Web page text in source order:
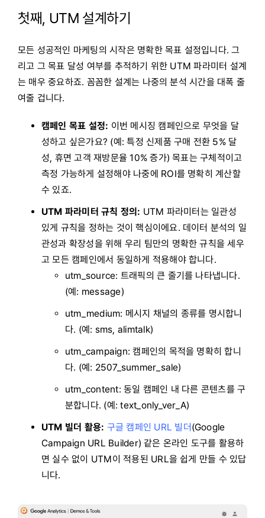
첫째, UTM 설계하기
모든 성공적인 마케팅의 시작은 명확한 목표 설정입니다. 그
리고 그 목표 달성 여부를 추적하기 위한 UTM 파라미터 설계
는 매우 중요하죠. 꼼꼼한 설계는 나중의 분석 시간을 대폭 줄
여줄 겁니다.
캠페인 목표 설정: 이번 메시징 캠페인으로 무엇을 달
성하고 싶은가요? (예: 특정 신제품 구매 전환 5% 달
성, 휴면 고객 재방문율 10% 증가) 목표는 구체적이고
측정 가능하게 설정해야 나중에 ROI를 명확히 계산할
수 있죠.
UTM 파라미터 규칙 정의: UTM 파라미터는 일관성
있게 규칙을 정하는 것이 핵심이에요. 데이터 분석의 일
관성과 확장성을 위해 우리 팀만의 명확한 규칙을 세우
고 모든 캠페인에서 동일하게 적용해야 합니다.
utm_source: 트래픽의 큰 줄기를 나타냅니다.
(예: message)
utm_medium: 메시지 채널의 종류를 명시합니
다. (예: sms, alimtalk)
utm_campaign: 캠페인의 목적을 명확히 합니
다. (예: 2507_summer_sale)
utm_content: 동일 캠페인 내 다른 콘텐츠를 구
분합니다. (예: text_only_ver_A)
UTM 빌더 활용: 구글 캠페인 URL 빌더 (Google
Campaign URL Builder) 같은 온라인 도구를 활용하
면 실수 없이 UTM이 적용된 URL을 쉽게 만들 수 있답
니다.